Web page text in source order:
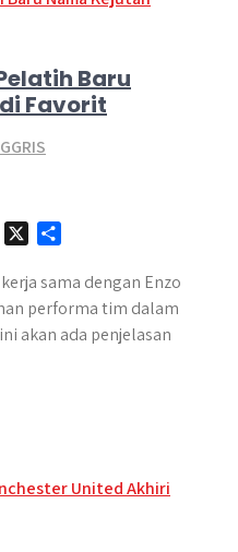
Baru
Favorit
a
r
e
sama dengan Enzo
performa tim dalam
akan ada penjelasan